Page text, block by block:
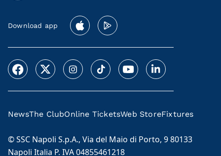
Download app
NewsThe ClubOnline TicketsWeb StoreFixtures
© SSC Napoli S.p.A., Via del Maio di Porto, 9 80133
Napoli Italia P. IVA 04855461218